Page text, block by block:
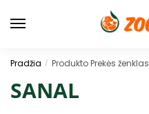
Pradžia / Produkto Prekės ženklas
SANAL